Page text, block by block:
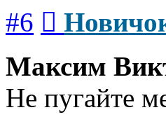
#6
Максим
Не пугайте